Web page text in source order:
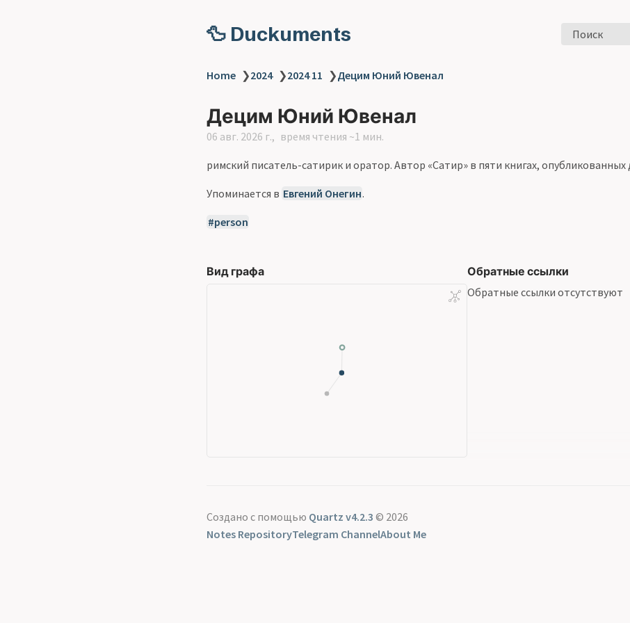
🦆 Duckuments Поиск
Home ❯2024 ❯2024 11 ❯Децим Юний Ювенал
Децим Юний Ювенал
06 авг. 2026 г. время чтения ~1 мин.
римский писатель-сатирик и оратор. Автор «Сатир» в пяти книгах, опубликованных
Упоминается в Евгений Онегин.
person
Вид графа
Обратные ссылки
Обратные ссылки отсутствуют
Создано с помощью Quartz v4.2.3 © 2026
Notes RepositoryTelegram ChannelAbout Me